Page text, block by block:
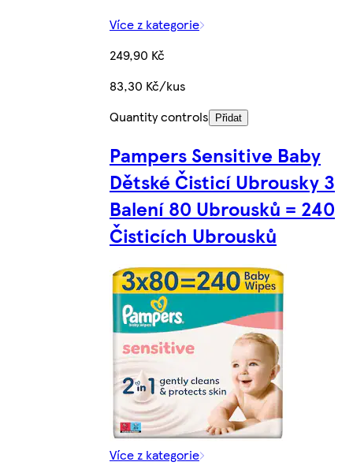
Více z kategorie
249,90 Kč
83,30 Kč/kus
Quantity controls
Přidat
Pampers Sensitive Baby
Dětské Čisticí Ubrousky 3
Balení 80 Ubrousků = 240
Čisticích Ubrousků
Více z kategorie